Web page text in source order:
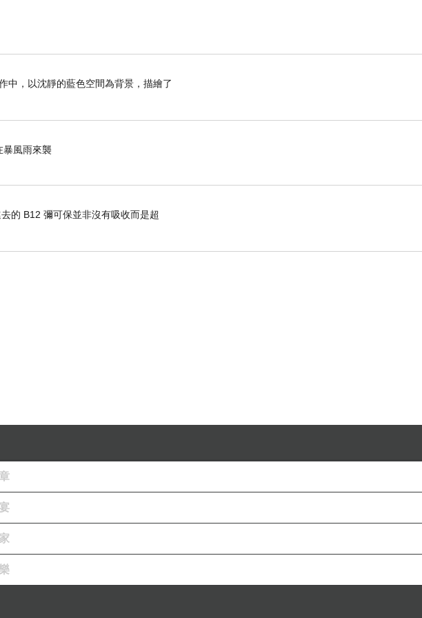
中，以沈靜的藍色空間為背景，描繪了
暴風雨來襲
的 B12 彌可保並非沒有吸收而是超